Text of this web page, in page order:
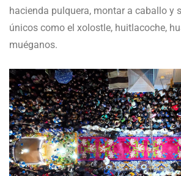
hacienda pulquera, montar a caballo y
únicos como el xolostle, huitlacoche,
muéganos.